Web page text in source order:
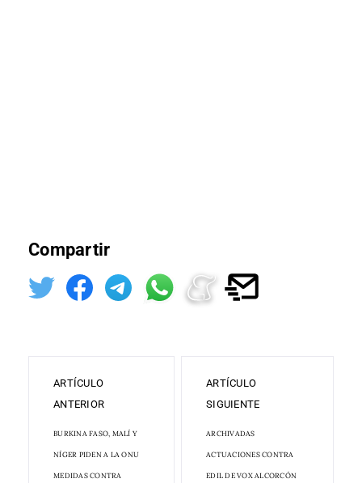
Compartir
ARTÍCULO
ANTERIOR
BURKINA FASO, MALÍ Y
NÍGER PIDEN A LA ONU
MEDIDAS CONTRA
ARTÍCULO
SIGUIENTE
ARCHIVADAS
ACTUACIONES CONTRA
EDIL DE VOX ALCORCÓN